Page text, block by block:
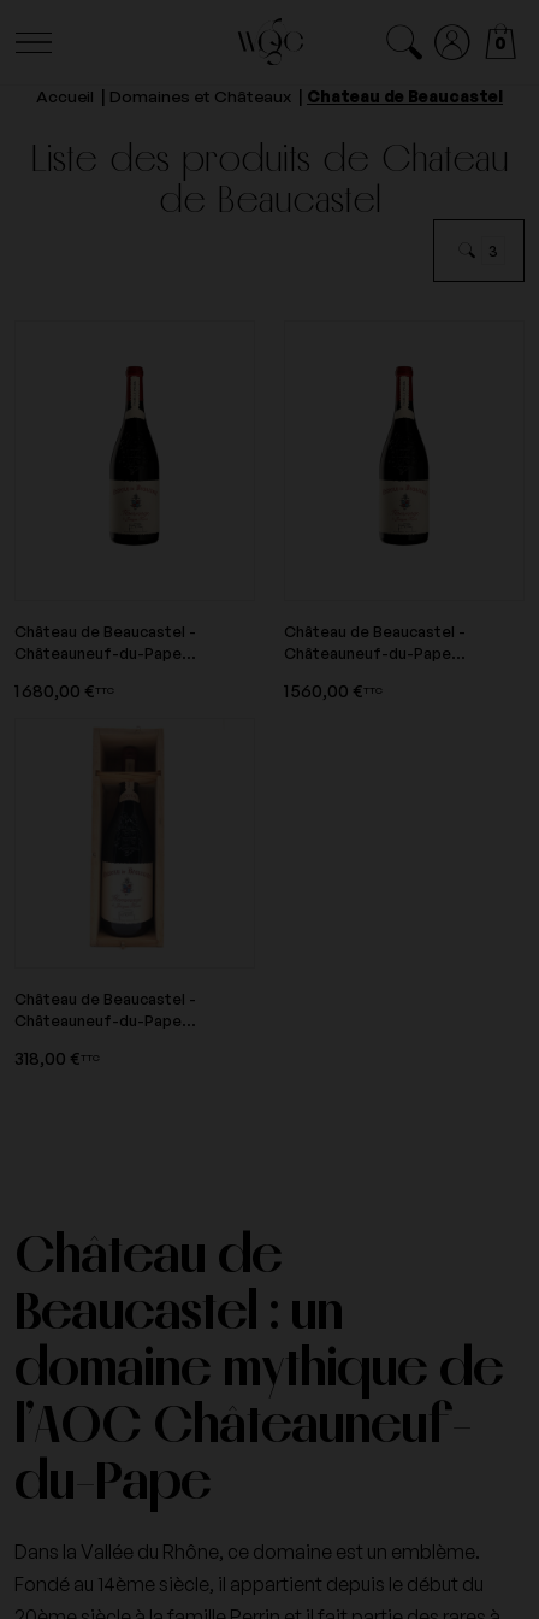
0
Accueil Domaines et Châteaux Chateau de Beaucastel
Liste des produits de Chateau
de Beaucastel
3
Château de Beaucastel -
Châteauneuf-du-Pape...
1 680,00 € TTC
Château de Beaucastel -
Châteauneuf-du-Pape...
1 560,00 € TTC
Château de Beaucastel -
Châteauneuf-du-Pape...
318,00 € TTC
Château de
Beaucastel : un
domaine mythique de
l’AOC Châteauneuf-
du-Pape
Dans la Vallée du Rhône, ce domaine est un emblème.
Fondé au 14ème siècle, il appartient depuis le début du